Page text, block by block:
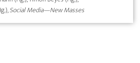
Social Media—New Masses